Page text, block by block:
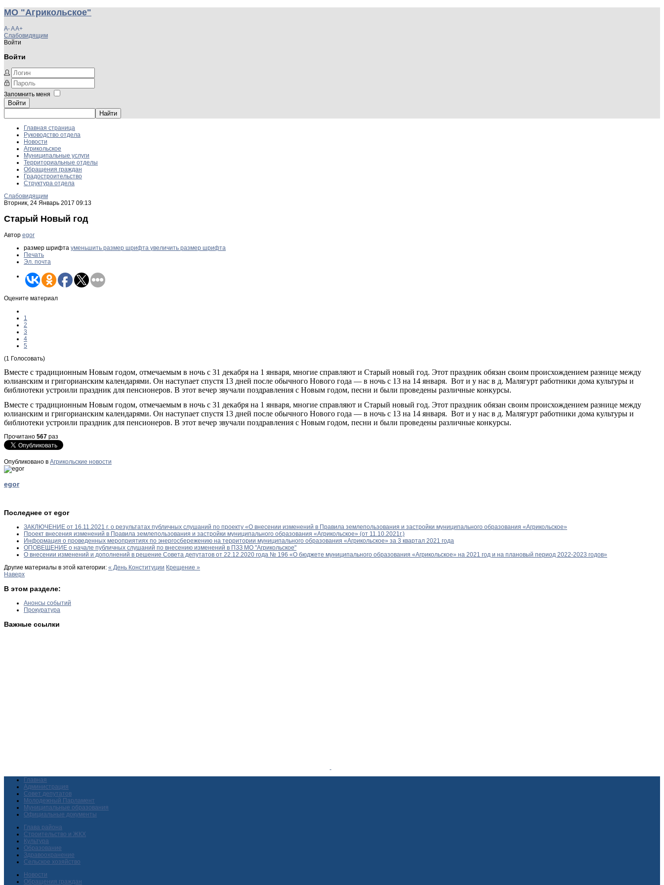
МО "Агрикольское"
A-AA+
Слабовидящим
Войти
Войти
Запомнить меня
Войти
Главная страница
Руководство отдела
Новости
Агрикольское
Муниципальные услуги
Территориальные отделы
Обращения граждан
Градостроительство
Структура отдела
Слабовидящим
Вторник, 24 Январь 2017 09:13
Старый Новый год
Автор egor
размер шрифта уменьшить размер шрифта увеличить размер шрифта
Печать
Эл. почта
Оцените материал
1
2
3
4
5
(1 Голосовать)
Вместе с традиционным Новым годом, отмечаемым в ночь с 31 декабря на 1 января, многие справляют и Старый новый год. Этот праздник обязан своим происхождением разнице между
юлианским и григорианским календарями. Он наступает спустя 13 дней после обычного Нового года — в ночь с 13 на 14 января. Вот и у нас в д. Малягурт работники дома культуры и
библиотеки устроили праздник для пенсионеров. В этот вечер звучали поздравления с Новым годом, песни и были проведены различные конкурсы.
Вместе с традиционным Новым годом, отмечаемым в ночь с 31 декабря на 1 января, многие справляют и Старый новый год. Этот праздник обязан своим происхождением разнице между
юлианским и григорианским календарями. Он наступает спустя 13 дней после обычного Нового года — в ночь с 13 на 14 января. Вот и у нас в д. Малягурт работники дома культуры и
библиотеки устроили праздник для пенсионеров. В этот вечер звучали поздравления с Новым годом, песни и были проведены различные конкурсы.
Прочитано 567 раз
Опубликовано в Агрикольские новости
egor
Последнее от egor
ЗАКЛЮЧЕНИЕ от 16.11.2021 г. о результатах публичных слушаний по проекту «О внесении изменений в Правила землепользования и застройки муниципального образования «Агрикольское»
Проект внесения изменений в Правила землепользования и застройки муниципального образования «Агрикольское» (от 11.10.2021г.)
Информация о проведенных мероприятиях по энергосбережению на территории муниципального образования «Агрикольское» за 3 квартал 2021 года
ОПОВЕЩЕНИЕ о начале публичных слушаний по внесению изменений в ПЗЗ МО "Агрикольское"
О внесении изменений и дополнений в решение Совета депутатов от 22.12.2020 года № 196 «О бюджете муниципального образования «Агрикольское» на 2021 год и на плановый период 2022-2023 годов»
Другие материалы в этой категории: « День Конституции Крещение »
Наверх
В этом разделе:
Анонсы событий
Прокуратура
Важные ссылки
Главная
Администрация
Совет депутатов
Молодежный Парламент
Муниципальные образования
Официальные документы
Глава района
Строительство и ЖКХ
Культура
Образование
Здравоохранение
Сельское хозяйство
Новости
Обращения граждан